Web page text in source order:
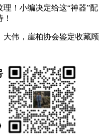
！小编决定给这“神器”配
大伟，崖柏协会鉴定收藏顾